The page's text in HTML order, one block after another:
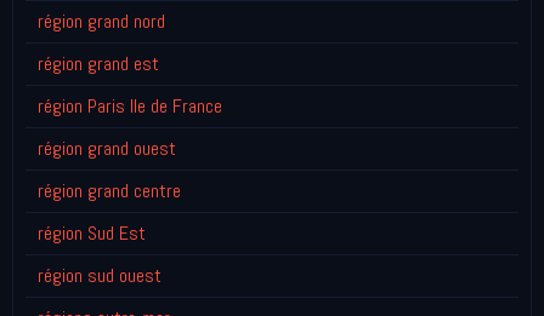
région grand nord
région grand est
région Paris Ile de France
région grand ouest
région grand centre
région Sud Est
région sud ouest